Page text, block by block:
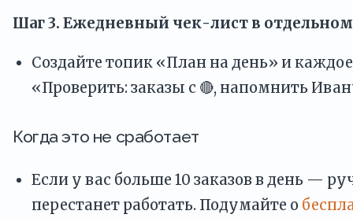
Шаг 3. Ежедневный чек-лист в
Создайте топик «План на день» и
«Проверить: заказы с 🔴, напомнить
Когда это не сработает
Если у вас больше 10 заказов в день —
перестанет работать. Подумайте о